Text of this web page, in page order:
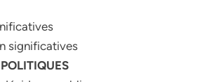
significatives